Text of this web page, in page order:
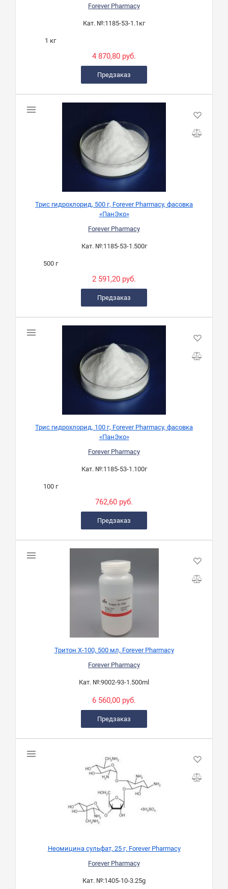
Forever Pharmacy
Кат. №:1185-53-1.1кг
1 кг
4 870,80 руб.
Предзаказ
Трис гидрохлорид, 500 г, Forever Pharmacy, фасовка
«ПанЭко»
Forever Pharmacy
Кат. №:1185-53-1.500г
500 г
2 591,20 руб.
Предзаказ
Трис гидрохлорид, 100 г, Forever Pharmacy, фасовка
«ПанЭко»
Forever Pharmacy
Кат. №:1185-53-1.100г
100 г
762,60 руб.
Предзаказ
Тритон Х-100, 500 мл, Forever Pharmacy
Forever Pharmacy
Кат. №:9002-93-1.500ml
6 560,00 руб.
Предзаказ
Неомицина сульфат, 25 г, Forever Pharmacy
Forever Pharmacy
Кат. №:1405-10-3.25g